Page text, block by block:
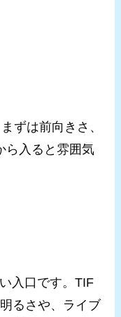
ずは前向きさ、
ら入ると雰囲気
入口です。TIF
るさや、ライブ